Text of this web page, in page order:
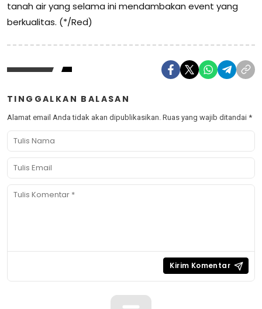
tanah air yang selama ini mendambakan event yang
berkualitas. (*/Red)
TINGGALKAN BALASAN
Alamat email Anda tidak akan dipublikasikan. Ruas yang wajib ditandai *